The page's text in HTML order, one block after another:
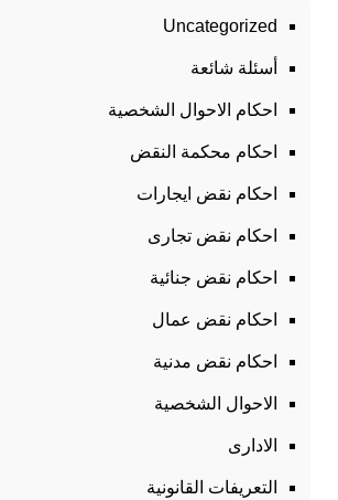
Uncategorized
أسئلة شائعة
احكام الاحوال الشخصية
احكام محكمة النقض
احكام نقض ايجارات
احكام نقض تجارى
احكام نقض جنائية
احكام نقض عمال
احكام نقض مدنية
الاحوال الشخصية
الادارى
التعريفات القانونية